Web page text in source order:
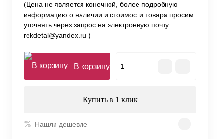
(Цена не является конечной, более подробную
информацию о наличии и стоимости товара просим
уточнять через запрос на электронную почту
rekdetal@yandex.ru )
В корзину
Купить в 1 клик
Нашли дешевле